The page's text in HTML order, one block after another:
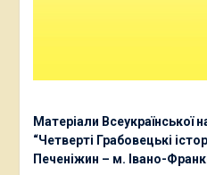
Матеріали Всеукраїнської
“Четверті Грабовецькі
Печеніжин – м. Івано-